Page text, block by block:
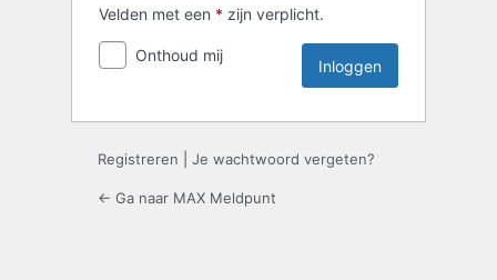
Velden met een * zijn verplicht.
Onthoud mij
Registreren Je wachtwoord vergeten?
← Ga naar MAX Meldpunt